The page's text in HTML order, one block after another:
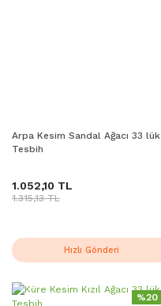
Arpa Kesim Sandal Ağacı 33 lük
Tesbih
1.052,10 TL
1.315,13 TL
Hızlı Gönderi
%20